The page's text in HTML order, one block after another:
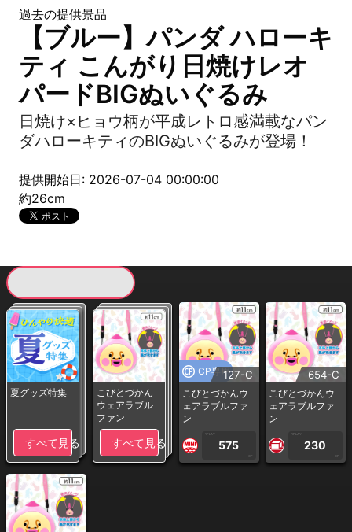
過去の提供景品
【ブルー】パンダ ハローキ
ティ こんがり日焼けレオ
パードBIGぬいぐるみ
日焼け×ヒョウ柄が平成レトロ感満載なパン
ダハローキティのBIGぬいぐるみが登場！
提供開始日: 2026-07-04 00:00:00
約26cm
夏グッズ特集
すべて見る
こびとづかん
ウェアラブル
ファン
すべて見る
CP専用127-C
こびとづかんウ
ェアラブルファ
ン
1PLAY
575
CP
654-C
こびとづかんウ
ェアラブルファ
ン
1PLAY
230
CP